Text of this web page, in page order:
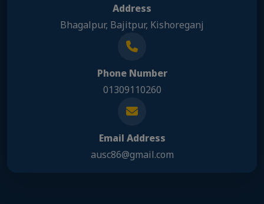
Address
Bhagalpur, Bajitpur, Kishoreganj
Phone Number
01309110260
Email Address
ausc86@gmail.com